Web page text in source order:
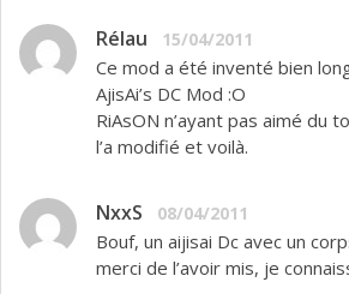
Rélau 15/04/2011
Ce mod a été inventé bien
AjisAi’s DC Mod :O
RiAsON n’ayant pas aimé du
l’a modifié et voilà.
NxxS 08/04/2011
Bouf, un aijisai Dc avec un
merci de l’avoir mis, je